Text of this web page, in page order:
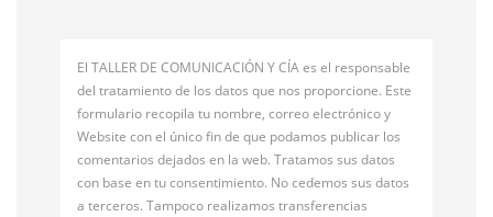
El TALLER DE COMUNICACIÓN Y CÍA es el responsable
del tratamiento de los datos que nos proporcione. Este
formulario recopila tu nombre, correo electrónico y
Website con el único fin de que podamos publicar los
comentarios dejados en la web. Tratamos sus datos
con base en tu consentimiento. No cedemos sus datos
a terceros. Tampoco realizamos transferencias